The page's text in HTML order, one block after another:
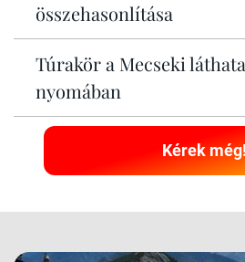
összehasonlítása
Túrakör a Mecseki
nyomában
Kérek